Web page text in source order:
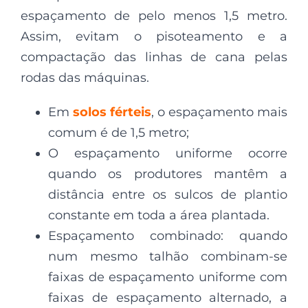
espaçamento de pelo menos 1,5 metro.
Assim, evitam o pisoteamento e a
compactação das linhas de cana pelas
rodas das máquinas.
Em solos férteis, o espaçamento mais
comum é de 1,5 metro;
O espaçamento uniforme ocorre
quando os produtores mantêm a
distância entre os sulcos de plantio
constante em toda a área plantada.
Espaçamento combinado: quando
num mesmo talhão combinam-se
faixas de espaçamento uniforme com
faixas de espaçamento alternado, a